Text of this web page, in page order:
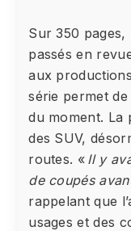
Sur 350
passés en
aux
série permet
du moment. La
des SUV,
routes. « Il y
de coupés
rappelant que
usages et des